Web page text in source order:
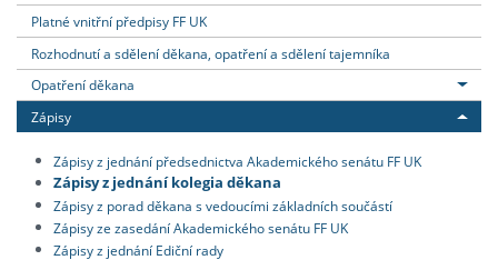
Platné vnitřní předpisy FF UK
Rozhodnutí a sdělení děkana, opatření a sdělení tajemníka
Opatření děkana
Zápisy
Zápisy z jednání předsednictva Akademického senátu FF UK
Zápisy z jednání kolegia děkana
Zápisy z porad děkana s vedoucími základních součástí
Zápisy ze zasedání Akademického senátu FF UK
Zápisy z jednání Ediční rady